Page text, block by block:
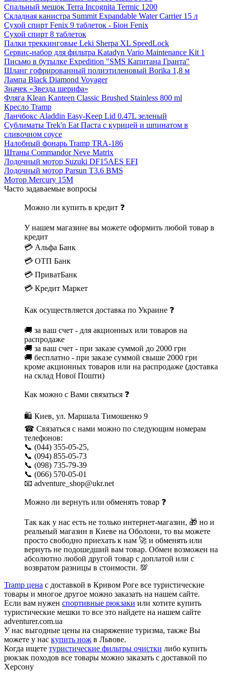
Спальный мешок Terra Incognita Termic 1200
Складная канистра Summit Expandable Water Carrier 15 л
Сухой спирт Fenix 9 таблеток - Біон Fenix
Сухой спирт 8 таблеток
Палки треккинговые Leki Sherpa XL SpeedLock
Сервис-набор для фильтра Katadyn Vario Maintenance Kit 1
Письмо в бутылке Expedition "SMS Капитана Гранта"
Шланг гофрированный полиэтиленовый Borika 1,8 м
Лампа Black Diamond Voyager
Значек «Звезда шерифа»
Фляга Klean Kanteen Classic Brushed Stainless 800 ml
Кресло Tramp
Ланчбокс Aladdin Easy-Keep Lid 0.47L зеленый
Сублиматы Trek'n Eat Паста с курицей и шпинатом в
сливочном соусе
Налобный фонарь Tramp TRA-186
Штаны Commandor Neve Matrix
Лодочный мотор Suzuki DF15AES EFI
Лодочный мотор Parsun T3.6 BMS
Мотор Mercury 15M
Часто задаваемые вопросы
Можно ли купить в кредит ❓
У нашем магазине вы можете оформить любой товар в
кредит
💳 Альфа Банк
💳 ОТП Банк
💳 ПриватБанк
💳 Кредит Маркет
Как осуществляется доставка по Украине ❓
🚚 за ваш счет - для акционных или товаров на
распродаже
🚚 за ваш счет - при заказе суммой до 2000 грн
🚚 бесплатно - при заказе суммой свыше 2000 грн
кроме акционных товаров или на распродаже (доставка
на склад Нової Пошти)
Как можно с Вами связаться ❓
🛍 Киев, ул. Маршала Тимошенко 9
☎ Связаться с нами можно по следующим номерам
телефонов:
📞 (044) 355-05-25,
📞 (094) 855-05-73
📞 (098) 735-79-39
📞 (066) 570-05-01
📧 adventure_shop@ukr.net
Можно ли вернуть или обменять товар ❓
Так как у нас есть не только интернет-магазин, 🎁 но и
реальный магазин в Киеве на Оболони, то вы можете
просто свободно приехать к нам 🚀 и обменять или
вернуть не подошедший вам товар. Обмен возможен на
абсолютно любой другой товар с доплатой или с
возвратом разницы в стоимости. 💯
Tramp цена с доставкой в Кривом Роге все туристические
товары и многое другое можно заказать на нашем сайте.
Если вам нужен спортивные рюкзаки или хотите купить
туристические мешки то все это найдете на нашем сайте
adventurer.com.ua
У нас выгодные цены на снаряжение туризма, также Вы
можете у нас купить нож в Львове.
Когда ищете туристические фильтры очистки либо купить
рюкзак походов все товары можно заказать с доставкой по
Херсону